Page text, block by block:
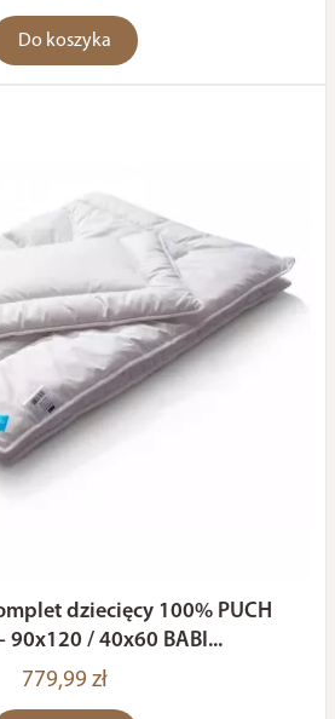
Do koszyka
dziecięcy 100% PUCH
90x120 / 40x60 BABI...
779,99 zł